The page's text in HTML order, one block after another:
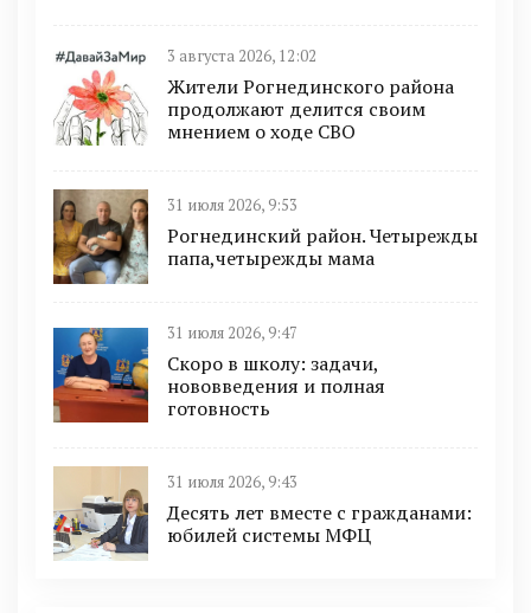
3 августа 2026, 12:02
Жители Рогнединского района
продолжают делится своим
мнением о ходе СВО
31 июля 2026, 9:53
Рогнединский район. Четырежды
папа,четырежды мама
31 июля 2026, 9:47
Скоро в школу: задачи,
нововведения и полная
готовность
31 июля 2026, 9:43
Десять лет вместе с гражданами:
юбилей системы МФЦ